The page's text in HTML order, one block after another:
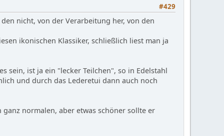
#429
nicht, von der Verarbeitung her, von den
ikonischen Klassiker, schließlich liest man ja
sein, ist ja ein "lecker Teilchen", so in Edelstahl
und durch das Lederetui dann auch noch
normalen, aber etwas schöner sollte er